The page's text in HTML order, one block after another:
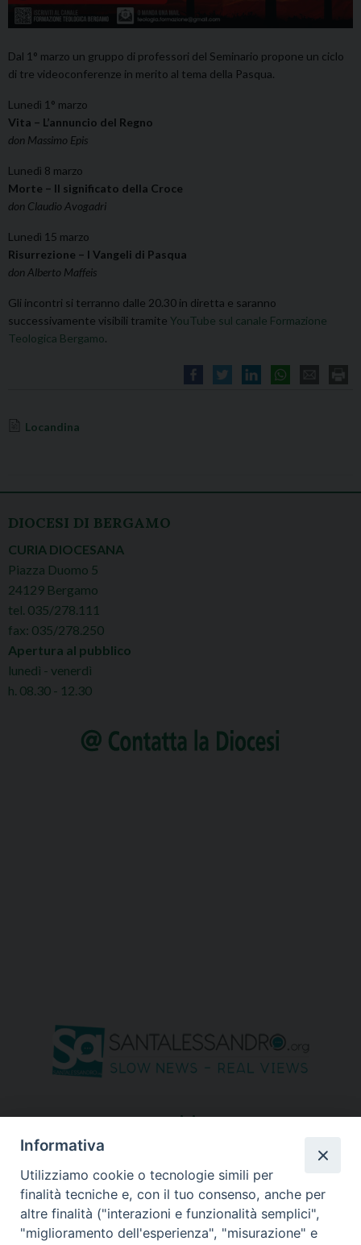
Dal 1° marzo un gruppo di professori del Seminario propone un ciclo
di tre videoconferenze in merito al tema della Pasqua.
Lunedì 1° marzo
Vita – L’annuncio del Regno
don Massimo Epis
Lunedì 8 marzo
Morte – Il significato della Croce
don Claudio Avogadri
Lunedì 15 marzo
Risurrezione – I Vangeli di Pasqua
don Alberto Maffeis
Gli incontri si terranno dalle 20.30 in diretta e saranno
successivamente visibili tramite YouTube sul canale Formazione
Teologica Bergamo.
Locandina
DIOCESI DI BERGAMO
CURIA DIOCESANA
Piazza Duomo 5
24129 Bergamo
tel. 035/278.111
fax: 035/278.250
Apertura al pubblico
lunedì - venerdì
h. 08.30 - 12.30
seguici su
Informativa
Utilizziamo cookie o tecnologie simili per
finalità tecniche e, con il tuo consenso, anche per
altre finalità ("interazioni e funzionalità semplici",
"miglioramento dell'esperienza", "misurazione" e